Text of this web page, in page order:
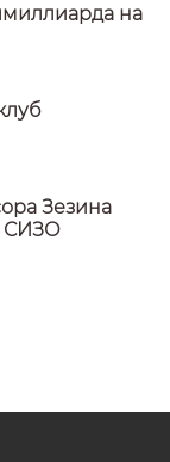
на
Зезина
СИЗО